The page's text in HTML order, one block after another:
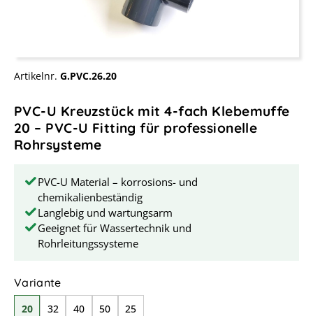
Artikelnr. G.PVC.26.20
PVC-U Kreuzstück mit 4-fach Klebemuffe
20 – PVC-U Fitting für professionelle
Rohrsysteme
PVC-U Material – korrosions- und
chemikalienbeständig
Langlebig und wartungsarm
Geeignet für Wassertechnik und
Rohrleitungssysteme
Varianteauswählen
20 32 40 50 25